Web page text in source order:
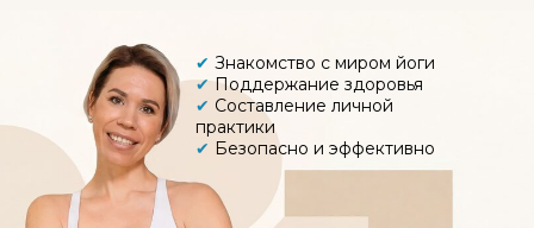
✔ Знакомство с миром йоги
✔Поддержание здоровья
✔ Составление личной
практики
✔ Безопасно и эффективно